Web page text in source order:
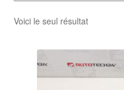
Voici le seul résultat